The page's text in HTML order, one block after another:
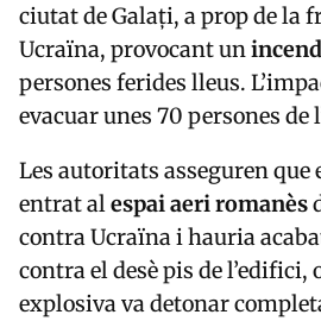
ciutat de Galați, a prop de la
Ucraïna, provocant un
persones ferides lleus.
evacuar unes 70 persones de
Les autoritats asseguren
entrat alespai aeri romanès
contra Ucraïna i hauria
contra el desè pis de l’edifici,
explosiva va detonar